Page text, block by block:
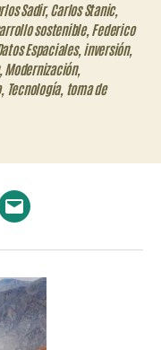
Sadir,Carlos Stanic,
sostenible, Federico
Espaciales, inversión,
Modernización,
, Tecnología, toma de
Correo